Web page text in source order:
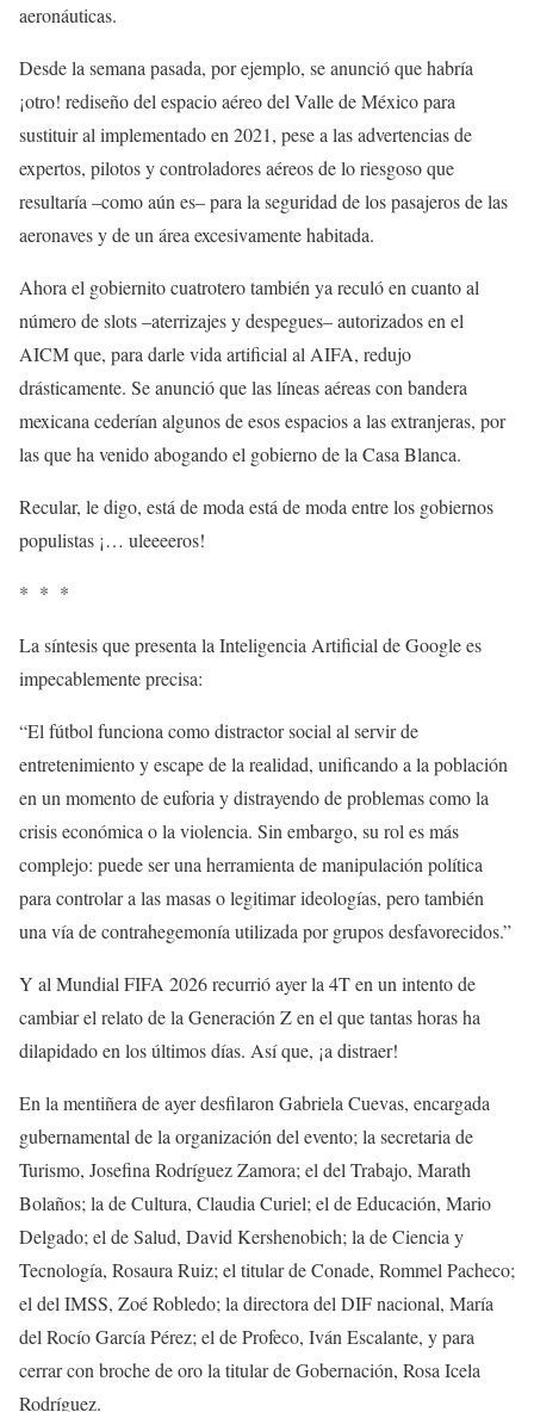
aeronáuticas.
Desde la semana pasada, por ejemplo, se anunció que habría
¡otro! rediseño del espacio aéreo del Valle de México para
sustituir al implementado en 2021, pese a las advertencias de
expertos, pilotos y controladores aéreos de lo riesgoso que
resultaría –como aún es– para la seguridad de los pasajeros de las
aeronaves y de un área excesivamente habitada.
Ahora el gobiernito cuatrotero también ya reculó en cuanto al
número de slots –aterrizajes y despegues– autorizados en el
AICM que, para darle vida artificial al AIFA, redujo
drásticamente. Se anunció que las líneas aéreas con bandera
mexicana cederían algunos de esos espacios a las extranjeras, por
las que ha venido abogando el gobierno de la Casa Blanca.
Recular, le digo, está de moda está de moda entre los gobiernos
populistas ¡… uleeeeros!
* * *
La síntesis que presenta la Inteligencia Artificial de Google es
impecablemente precisa:
“El fútbol funciona como distractor social al servir de
entretenimiento y escape de la realidad, unificando a la población
en un momento de euforia y distrayendo de problemas como la
crisis económica o la violencia. Sin embargo, su rol es más
complejo: puede ser una herramienta de manipulación política
para controlar a las masas o legitimar ideologías, pero también
una vía de contrahegemonía utilizada por grupos desfavorecidos.”
Y al Mundial FIFA 2026 recurrió ayer la 4T en un intento de
cambiar el relato de la Generación Z en el que tantas horas ha
dilapidado en los últimos días. Así que, ¡a distraer!
En la mentiñera de ayer desfilaron Gabriela Cuevas, encargada
gubernamental de la organización del evento; la secretaria de
Turismo, Josefina Rodríguez Zamora; el del Trabajo, Marath
Bolaños; la de Cultura, Claudia Curiel; el de Educación, Mario
Delgado; el de Salud, David Kershenobich; la de Ciencia y
Tecnología, Rosaura Ruiz; el titular de Conade, Rommel Pacheco;
el del IMSS, Zoé Robledo; la directora del DIF nacional, María
del Rocío García Pérez; el de Profeco, Iván Escalante, y para
cerrar con broche de oro la titular de Gobernación, Rosa Icela
Rodríguez.